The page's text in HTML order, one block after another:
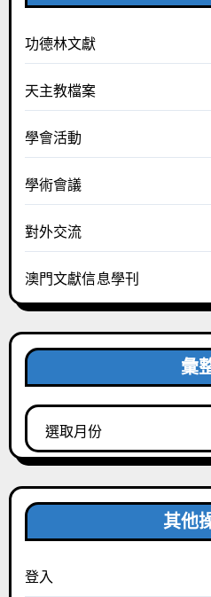
功德林文獻
天主教檔案
學會活動
學術會議
對外交流
澳門文獻信息學刊
彙
彙
整
其他
登入